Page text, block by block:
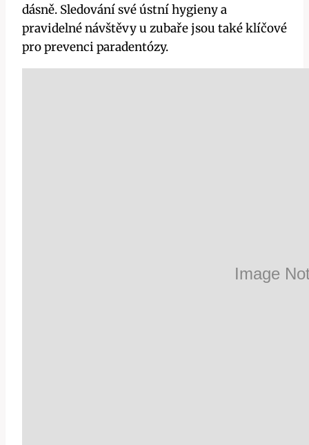
dásně. Sledování své ústní hygieny a
pravidelné návštěvy u zubaře jsou také klíčové
pro prevenci paradentózy.